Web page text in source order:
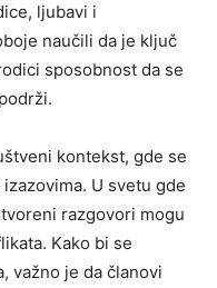
ljubavi i
naučili da je ključ
sposobnost da se
kontekst, gde se
U svetu gde
razgovori mogu
Kako bi se
važno je da članovi